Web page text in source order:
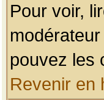
Pour voir,
pouvez les
Revenir en